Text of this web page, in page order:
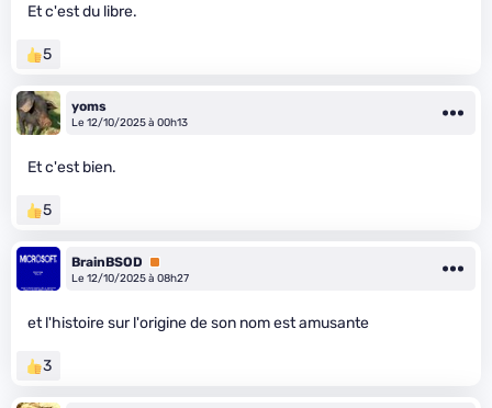
Et c'est du libre.
5
yoms
Le 12/10/2025 à 00h13
Et c'est bien.
5
BrainBSOD
Premium
Le 12/10/2025 à 08h27
et l'histoire sur l'origine de son nom est amusante
3